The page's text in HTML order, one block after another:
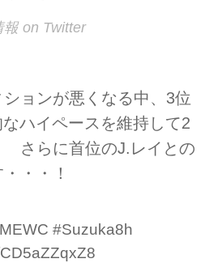
on Twitter
ョンが悪くなる中、3位
ハイペースを維持して2
さらに首位のJ.レイとの
・・！
#Suzuka8h